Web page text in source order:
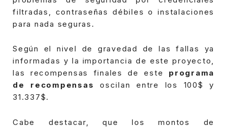
filtradas, contraseñas débiles o instalaciones
para nada seguras.
Según el nivel de gravedad de las fallas ya
informadas y la importancia de este proyecto,
las recompensas finales de este programa
de recompensasoscilan entre los 100$ y
31.337$.
Cabe destacar, que los montos de